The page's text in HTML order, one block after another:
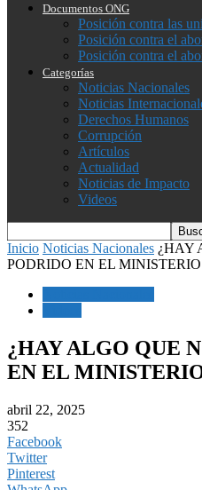
Documentos ONG
Posición contra las
Posición contra el
Posición contra el
Categorías
Noticias Nacionales
Noticias
Derechos Humanos
Corrupción
Artículos
Actualidad
Noticias de Impacto
Videos
Inicio Noticias Nacionales ¿HAY
PODRIDO EN EL
¿HAY ALGO QUE
EN EL
abril 22, 2025
352
Facebook
Twitter
Pinterest